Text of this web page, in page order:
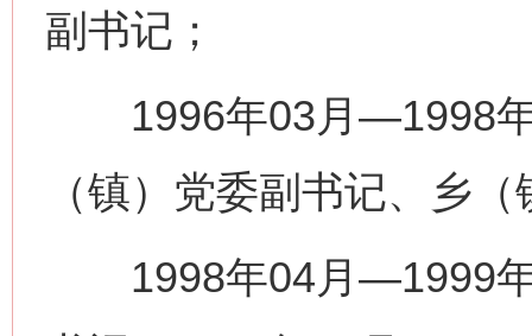
副书记；
1996年03月—1998年
（镇）党委副书记、乡
1998年04月—1999年